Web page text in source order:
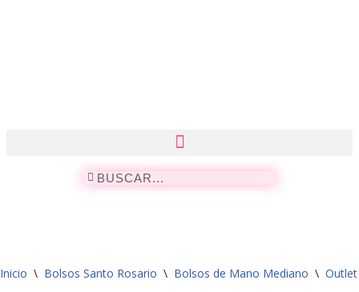
Inicio \ Bolsos Santo Rosario \ Bolsos de Mano Mediano \